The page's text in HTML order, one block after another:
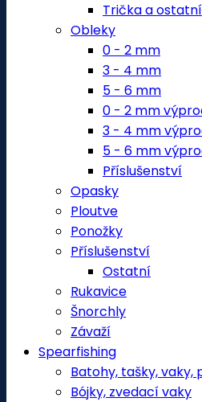
Trička a ostatní
Obleky
0 - 2 mm
3 - 4 mm
5 - 6 mm
0 - 2 mm
3 - 4 mm
5 - 6 mm
Příslušenství
Opasky
Ploutve
Ponožky
Příslušenství
Ostatní
Rukavice
Šnorchly
Závaží
Spearfishing
Batohy, tašky,
Bójky, zvedací vaky